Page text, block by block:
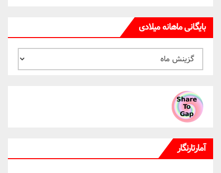
بایگانی ماهانه میلادی
بایگانی
ماهانه
آمارتارنگار